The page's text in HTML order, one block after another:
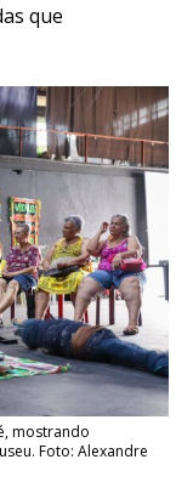
que
mostrando
Foto: Alexandre